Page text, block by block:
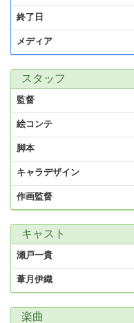
終了日
メディア
スタッフ
監督
絵コンテ
脚本
キャラデザイン
作画監督
キャスト
瀬戸一貴
葦月伊織
楽曲